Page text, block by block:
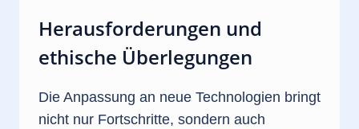
Herausforderungen und
ethische Überlegungen
Die Anpassung an neue Technologien bringt
nicht nur Fortschritte, sondern auch